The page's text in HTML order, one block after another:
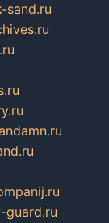
sand.ru
guard.ru